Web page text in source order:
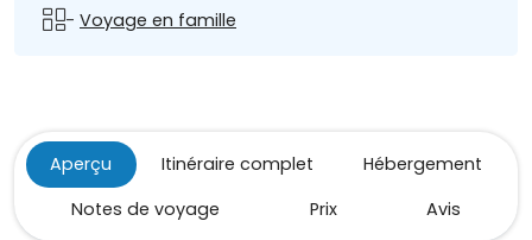
- Voyage en famille
Aperçu Itinéraire complet
Hébergement
Notes de voyage
Prix Avis